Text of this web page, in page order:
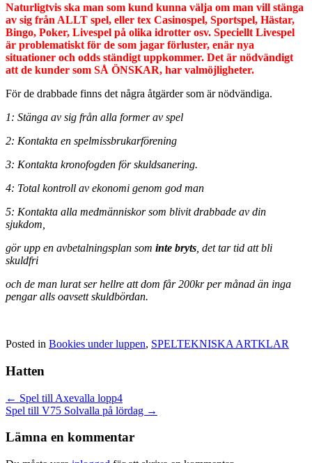
Naturligtvis ska man som kund kunna välja om man vill stänga
av sig från ALLT spel, eller tex Casinospel, Sportspel, Hästar,
Bingo, Poker, Livespel på olika idrotter osv. Speciellt Livespel
är problematiskt för de som jagar förluster, enär nya
situationer och odds ständigt uppkommer. Det är nödvändigt
att de kunder som SÅ ÖNSKAR, har valmöjligheter.
För de drabbade finns det några åtgärder som är nödvändiga.
1: Stänga av sig från alla former av spel
2: Kontakta en spelmissbrukarförening
3: Kontakta kronofogden för skuldsanering.
4: Total kontroll av ekonomi genom god man
5: Kontakta alla medmänniskor som blivit drabbade av din
sjukdom,
gör upp en avbetalningsplan som inte bryts , det tar tid att bli
skuldfri
och de man lurat ser hellre att dom får 200kr per månad än inga
pengar alls oavsett skuldbördan.
Posted in Bookies under luppen, SPELTEKNISKA ARTKLAR
Hatten
Posts
navigation
← Spel till Axevalla lopp4
Spel till V75 Solvalla på lördag →
Lämna en kommentar